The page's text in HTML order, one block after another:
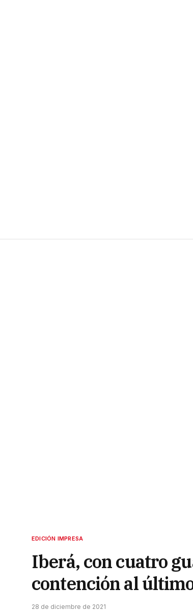
EDICIÓN IMPRESA
Iberá, con cuatro
contención al
28 de diciembre de 2021